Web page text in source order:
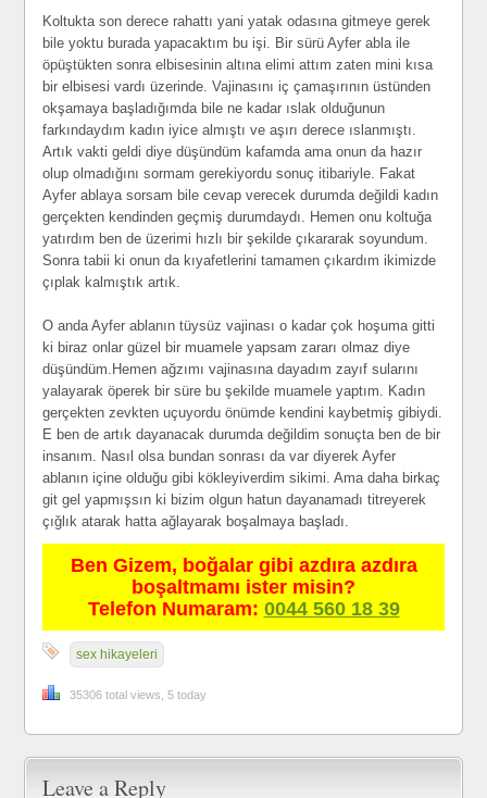
Koltukta son derece rahattı yani yatak odasına gitmeye gerek
bile yoktu burada yapacaktım bu işi. Bir sürü Ayfer abla ile
öpüştükten sonra elbisesinin altına elimi attım zaten mini kısa
bir elbisesi vardı üzerinde. Vajinasını iç çamaşırının üstünden
okşamaya başladığımda bile ne kadar ıslak olduğunun
farkındaydım kadın iyice almıştı ve aşırı derece ıslanmıştı.
Artık vakti geldi diye düşündüm kafamda ama onun da hazır
olup olmadığını sormam gerekiyordu sonuç itibariyle. Fakat
Ayfer ablaya sorsam bile cevap verecek durumda değildi kadın
gerçekten kendinden geçmiş durumdaydı. Hemen onu koltuğa
yatırdım ben de üzerimi hızlı bir şekilde çıkararak soyundum.
Sonra tabii ki onun da kıyafetlerini tamamen çıkardım ikimizde
çıplak kalmıştık artık.
O anda Ayfer ablanın tüysüz vajinası o kadar çok hoşuma gitti
ki biraz onlar güzel bir muamele yapsam zararı olmaz diye
düşündüm.Hemen ağzımı vajinasına dayadım zayıf sularını
yalayarak öperek bir süre bu şekilde muamele yaptım. Kadın
gerçekten zevkten uçuyordu önümde kendini kaybetmiş gibiydi.
E ben de artık dayanacak durumda değildim sonuçta ben de bir
insanım. Nasıl olsa bundan sonrası da var diyerek Ayfer
ablanın içine olduğu gibi kökleyiverdim sikimi. Ama daha birkaç
git gel yapmışsın ki bizim olgun hatun dayanamadı titreyerek
çığlık atarak hatta ağlayarak boşalmaya başladı.
Ben Gizem, boğalar gibi azdıra azdıra
boşaltmamı ister misin?
Telefon Numaram: 0044 560 18 39
sex hikayeleri
35306 total views, 5 today
Leave a Reply